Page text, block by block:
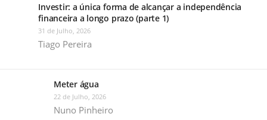
Investir: a única forma de alcançar a independência
financeira a longo prazo (parte 1)
31 de Julho, 2026
Tiago Pereira
Meter água
22 de Julho, 2026
Nuno Pinheiro